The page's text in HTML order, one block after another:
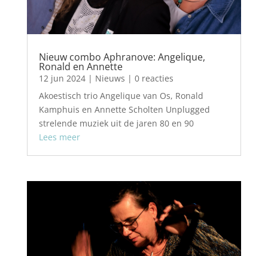
Nieuw combo Aphranove: Angelique,
Ronald en Annette
12 jun 2024| Nieuws | 0 reacties
Akoestisch trio Angelique van Os, Ronald
Kamphuis en Annette Scholten Unplugged
strelende muziek uit de jaren 80 en 90
Lees meer